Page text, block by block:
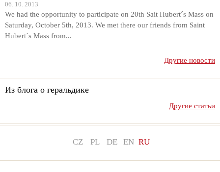
06. 10. 2013
We had the opportunity to participate on 20th Sait Hubert´s Mass on
Saturday, October 5th, 2013. We met there our friends from Saint
Hubert´s Mass from...
Другие новости
Из блога о геральдике
Другие статьи
CZ PL DE EN RU